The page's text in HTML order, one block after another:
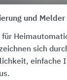
und Melder
für
sich
einfache